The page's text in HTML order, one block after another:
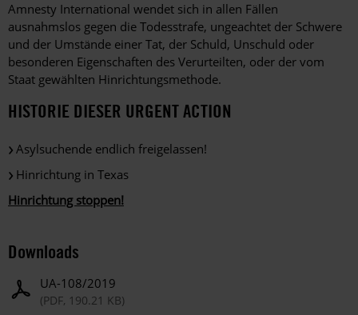
Amnesty International wendet sich in allen Fällen
ausnahmslos gegen die Todesstrafe, ungeachtet der Schwere
und der Umstände einer Tat, der Schuld, Unschuld oder
besonderen Eigenschaften des Verurteilten, oder der vom
Staat gewählten Hinrichtungsmethode.
HISTORIE DIESER URGENT ACTION
Asylsuchende endlich freigelassen!
Hinrichtung in Texas
Hinrichtung stoppen!
Downloads
UA-108/2019
(PDF, 190.21 KB)